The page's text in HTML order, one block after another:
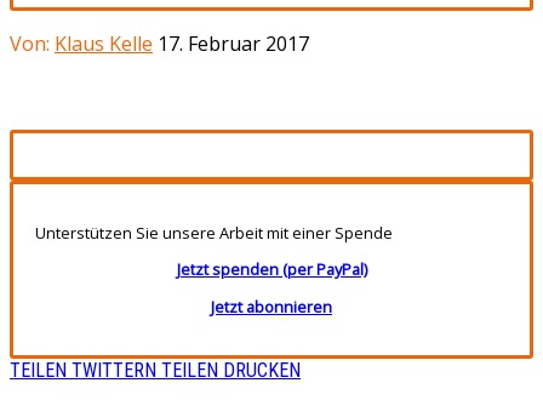
Von: Klaus Kelle 17. Februar 2017
Unterstützen Sie unsere Arbeit mit einer Spende
Jetzt spenden (per PayPal)
Jetzt abonnieren
TEILEN TWITTERN TEILEN DRUCKEN